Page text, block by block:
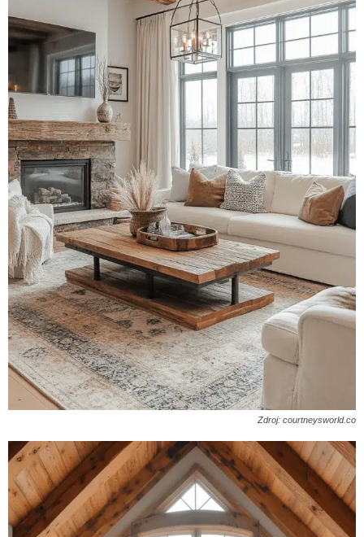
Zdroj: courtneysworld.co